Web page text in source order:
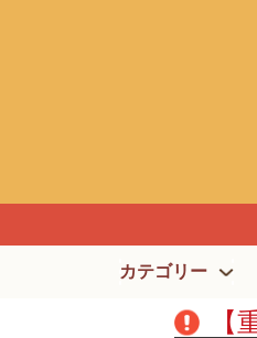
カテゴリー
【